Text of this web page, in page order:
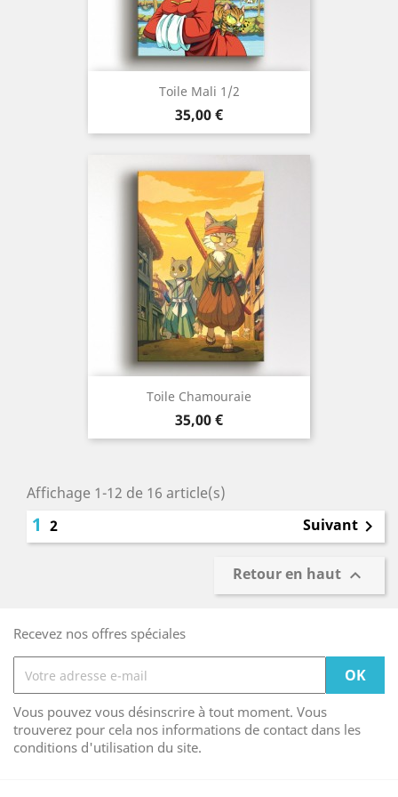
Toile Mali 1/2
Prix
35,00 €
Toile Chamouraie
Prix
35,00 €
Affichage 1-12 de 16 article(s)
1 2 Suivant 
Retour en haut 
Recevez nos offres spéciales
Vous pouvez vous désinscrire à tout moment. Vous
trouverez pour cela nos informations de contact dans les
conditions d'utilisation du site.